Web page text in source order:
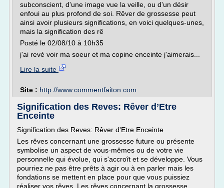
subconscient, d'une image vue la veille, ou d'un désir
enfoui au plus profond de soi. Rêver de grossesse peut
ainsi avoir plusieurs significations, en voici quelques-unes,
mais la signification des rê
Posté le 02/08/10 à 10h35
j'ai revé voir ma soeur et ma copine enceinte j'aimerais...
Lire la suite
Site : http://www.commentfaiton.com
Signification des Reves: Rêver d’Etre
Enceinte
Signification des Reves: Rêver d'Etre Enceinte
Les rêves concernant une grossesse future ou présente
symbolise un aspect de vous-mêmes ou de votre vie
personnelle qui évolue, qui s'accroît et se développe. Vous
pourriez ne pas être prêts à agir ou à en parler mais les
fondations se mettent en place pour que vous puissiez
réaliser vos rêves. Les rêves concernant la grossesse...